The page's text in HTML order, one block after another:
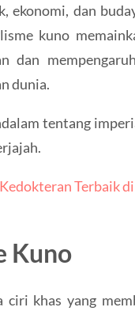
dan
kuno
dan
dunia.
tentang
Terbaik
Kuno
khas yang